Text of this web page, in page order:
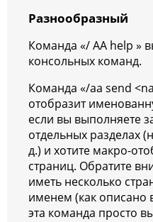
Разнообразный
Команда «/ AA help »
консольных команд.
Команда «/aa send
отобразит
если вы выполняете
отдельных разделах
д.) и хотите макро-
страниц. Обратите
иметь несколько
именем (как описано
эта команда просто